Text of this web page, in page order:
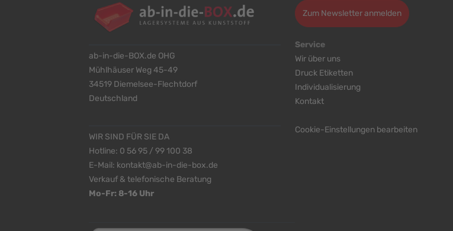
ab-in-die-BOX.de OHG
Mühlhäuser Weg 45-49
34519 Diemelsee-Flechtdorf
Deutschland
WIR SIND FÜR SIE DA
Hotline: 0 56 95 / 99 100 38
E-Mail: kontakt@ab-in-die-box.de
Verkauf & telefonische Beratung
Mo-Fr: 8-16 Uhr
Zum Newsletter anmelden
Service
Wir über uns
Druck Etiketten
Individualisierung
Kontakt
Cookie-Einstellungen bearbeiten